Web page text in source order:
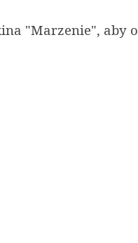
"Marzenie", aby